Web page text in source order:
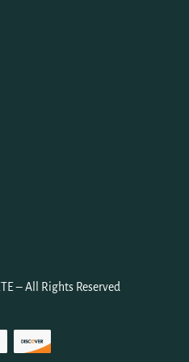
– All Rights Reserved